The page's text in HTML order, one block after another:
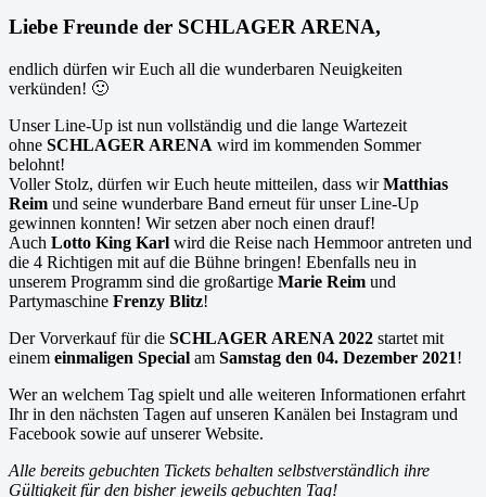
Liebe Freunde der SCHLAGER ARENA,
endlich dürfen wir Euch all die wunderbaren Neuigkeiten
verkünden! 🙂
Unser Line-Up ist nun vollständig und die lange Wartezeit
ohne SCHLAGER ARENA wird im kommenden Sommer
belohnt!
Voller Stolz, dürfen wir Euch heute mitteilen, dass wirMatthias
Reim und seine wunderbare Band erneut für unser Line-Up
gewinnen konnten! Wir setzen aber noch einen drauf!
Auch Lotto King Karl wird die Reise nach Hemmoor antreten und
die 4 Richtigen mit auf die Bühne bringen! Ebenfalls neu in
unserem Programm sind die großartige Marie Reim und
Partymaschine Frenzy Blitz!
Der Vorverkauf für die SCHLAGER ARENA 2022 startet mit
einem einmaligen Special am Samstag den 04. Dezember 2021!
Wer an welchem Tag spielt und alle weiteren Informationen erfahrt
Ihr in den nächsten Tagen auf unseren Kanälen bei Instagram und
Facebook sowie auf unserer Website.
Alle bereits gebuchten Tickets behalten selbstverständlich ihre
Gültigkeit für den bisher jeweils gebuchten Tag!